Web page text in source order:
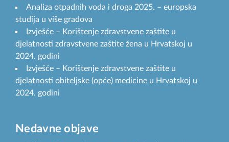
Analiza otpadnih voda i droga 2025. – europska
studija u više gradova
Izvješće – Korištenje zdravstvene zaštite u
djelatnosti zdravstvene zaštite žena u Hrvatskoj u
2024. godini
Izvješće – Korištenje zdravstvene zaštite u
djelatnosti obiteljske (opće) medicine u Hrvatskoj u
2024. godini
Nedavne objave